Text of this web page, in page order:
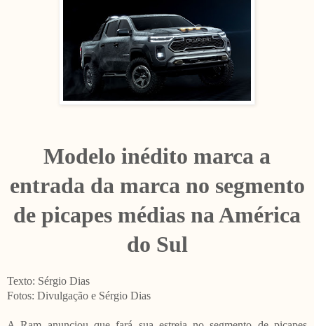
Modelo inédito marca a
entrada da marca no segmento
de picapes médias na América
do Sul
Texto: Sérgio Dias
Fotos: Divulgação e Sérgio Dias